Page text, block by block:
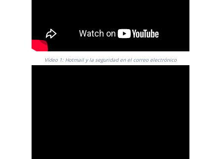
Vídeo 1: Hotmail y la seguridad en el correo electrónico